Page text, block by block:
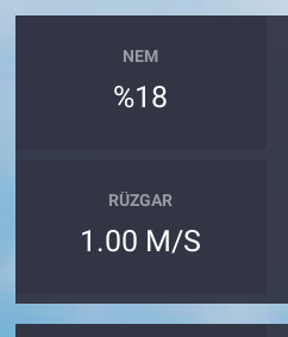
NEM
%18
RÜZGAR
1.00 M/S